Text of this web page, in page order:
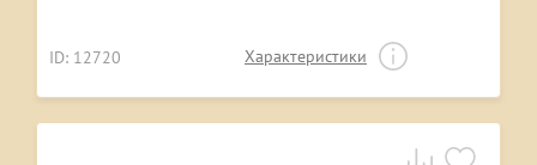
ID: 12720 Характеристики